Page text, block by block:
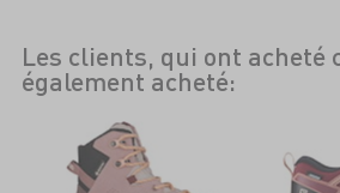
Les clients, qui ont acheté
également acheté: